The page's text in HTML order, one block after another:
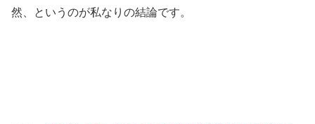
然、というのが私なりの結論です。